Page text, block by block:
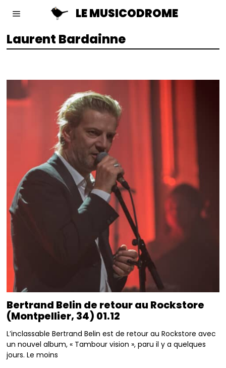
LE MUSICODROME
Laurent Bardainne
Bertrand Belin de retour au Rockstore
(Montpellier, 34) 01.12
L’inclassable Bertrand Belin est de retour au Rockstore avec
un nouvel album, « Tambour vision », paru il y a quelques
jours. Le moins